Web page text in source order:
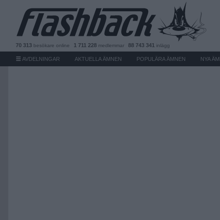
70 313 besökare online 1 711 228 medlemmar 88 743 341 inlägg
AVDELNINGAR AKTUELLA ÄMNEN POPULÄRA ÄMNEN NYA